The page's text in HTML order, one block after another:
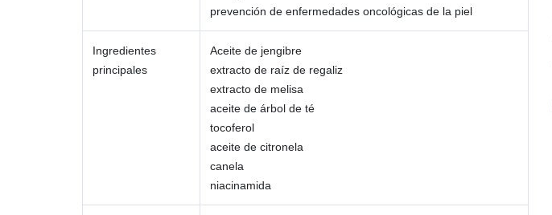
prevención de enfermedades oncológicas de la piel
Ingredientes
principales
Aceite de jengibre
extracto de raíz de regaliz
extracto de melisa
aceite de árbol de té
tocoferol
aceite de citronela
canela
niacinamida